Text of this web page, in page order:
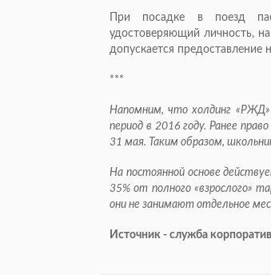
При посадке в поезд
удостоверяющий личность,
допускается предоставление
***
Напомним, что холдинг
период в 2016 году. Ранее
31 мая. Таким образом,
На постоянной основе
35% от полного «взрослого»
они не занимают отдельное
Источник - служба